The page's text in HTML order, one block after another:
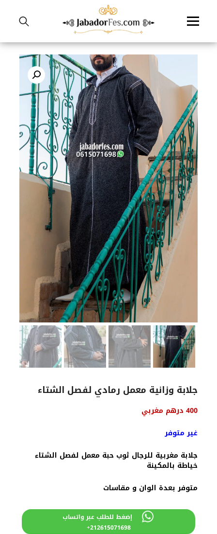
انتقل
المحتوى
جلابة وزانية معمل رمادي لفصل الشتاء
السعر
هو:
500 درهم
مغربي.
400 درهم مغربي
مغربي.
غير متوفر
جلابة مغربية للرجال ثوب حبة معمل لفصل الشتاء
خياطة بالمكينة
متوفر بعدة الوان و مقاسات
إضغط للطلب عبر واتساب
212615071698+